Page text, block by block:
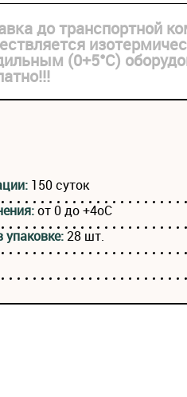
до транспортной
(0+5°С)
150 суток
от 0 до +4оС
упаковке:28 шт.